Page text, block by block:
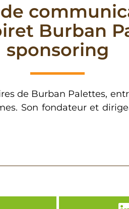
Burban
sponsoring
de Burban Palettes,
Son fondateur et